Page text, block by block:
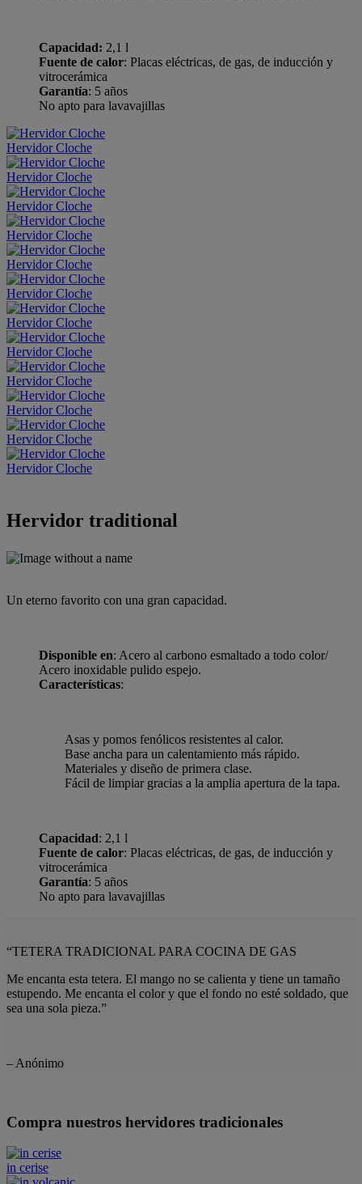
Capacidad: 2,1 l
Fuente de calor: Placas eléctricas, de gas, de inducción y
vitrocerámica
Garantía: 5 años
No apto para lavavajillas
Hervidor Cloche
Hervidor Cloche
Hervidor Cloche
Hervidor Cloche
Hervidor Cloche
Hervidor Cloche
Hervidor Cloche
Hervidor Cloche
Hervidor Cloche
Hervidor Cloche
Hervidor Cloche
Hervidor Cloche
Hervidor traditional
Un eterno favorito con una gran capacidad.
Disponible en: Acero al carbono esmaltado a todo color/
Acero inoxidable pulido espejo.
Características:
Asas y pomos fenólicos resistentes al calor.
Base ancha para un calentamiento más rápido.
Materiales y diseño de primera clase.
Fácil de limpiar gracias a la amplia apertura de la tapa.
Capacidad: 2,1 l
Fuente de calor: Placas eléctricas, de gas, de inducción y
vitrocerámica
Garantía: 5 años
No apto para lavavajillas
“TETERA TRADICIONAL PARA COCINA DE GAS
Me encanta esta tetera. El mango no se calienta y tiene un tamaño
estupendo. Me encanta el color y que el fondo no esté soldado, que
sea una sola pieza.”
– Anónimo
Compra nuestros hervidores tradicionales
in cerise